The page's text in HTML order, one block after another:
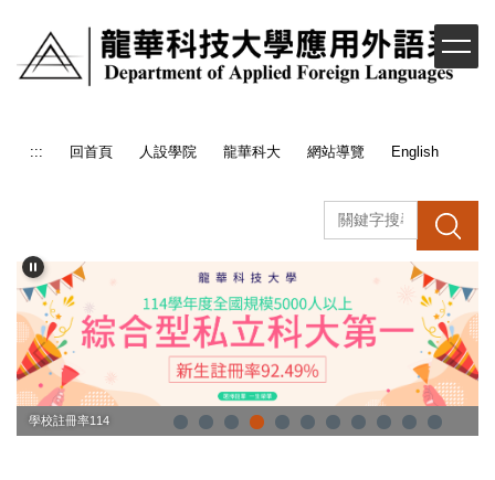
主
要
::: 回首頁 人設學院 龍華科大 網站導覽 English
搜 尋
學校註冊率114